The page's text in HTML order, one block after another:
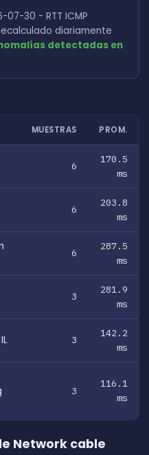
07-30 - RTT ICMP
diariamente
detectadas en
MUESTRAS PROM.
6
170.5
ms
6
203.8
ms
6
287.5
ms
3
281.9
ms
3
142.2
ms
3
116.1
ms
Network cable